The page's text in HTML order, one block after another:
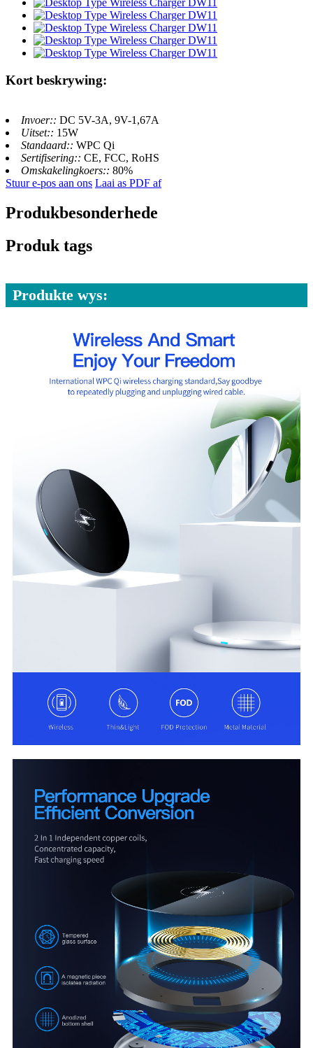
Kort beskrywing:
Invoer:: DC 5V-3A, 9V-1,67A
Uitset:: 15W
Standaard:: WPC Qi
Sertifisering:: CE, FCC, RoHS
Omskakelingkoers:: 80%
Stuur e-pos aan ons Laai as PDF af
Produkbesonderhede
Produk tags
Produkte wys: